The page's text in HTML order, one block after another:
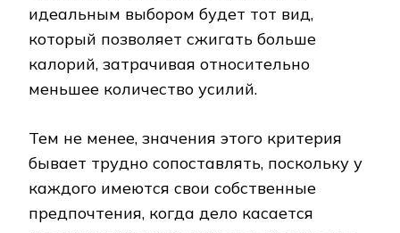
идеальным выбором будет тот вид,
который позволяет сжигать больше
калорий, затрачивая относительно
меньшее количество усилий.
Тем не менее, значения этого критерия
бывает трудно сопоставлять, поскольку у
каждого имеются свои собственные
предпочтения, когда дело касается